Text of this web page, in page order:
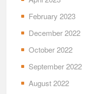
February 2023
December 2022
October 2022
September 2022
August 2022